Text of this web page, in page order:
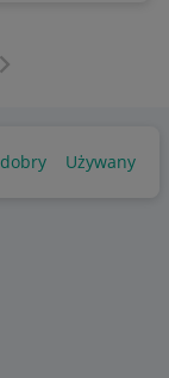
Następna strona
Używany